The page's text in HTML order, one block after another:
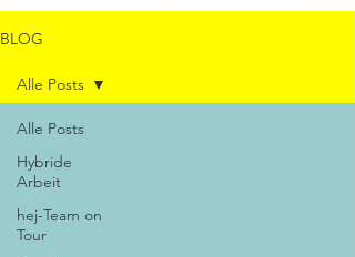
BLOG
Alle Posts
Hybride
Arbeit
hej-Team on
Tour
Alle Posts